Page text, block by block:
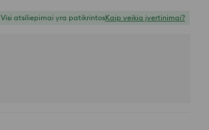
Visi atsiliepimai yra patikrintosKaip veikia įvertinimai?